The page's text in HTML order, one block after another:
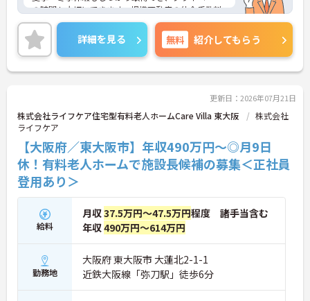
の時間も大切にできます。提携不動産の仲介手数料
無料や企業主導型保育園の社員割引、鍼灸整骨院の
無料診療など、同法人ならではのユニークな福利厚
生も魅力です。「仕事を楽しむ」をモットーに、ア
ットホームでゆったりとした雰囲気のなか、あなた
の意見やアイデアを活かせます。資格取得支援やキ
にしながら安定した組織で長くキャリアを築きたい
方、向上心を持って積極的に業務に取り組める方か
らのご応募をお待ちしております。ご興味のある方
は詳細等をお伝えしますので、お気軽にお問い合わ
せください。
詳細を見る 無料 紹介してもらう
更新日：2026年07月21日
株式会社ライフケア住宅型有料老人ホームCare Villa 東大阪
株式会社
ライフケア
【大阪府／東大阪市】年収490万円～◎月9日
休！有料老人ホームで施設長候補の募集＜正社員
登用あり＞
給料
月収37.5万円～47.5万円程度 諸手当含む
年収490万円～614万円
勤務地
大阪府 東大阪市 大蓮北2-1-1
近鉄大阪線「弥刀駅」徒歩6分